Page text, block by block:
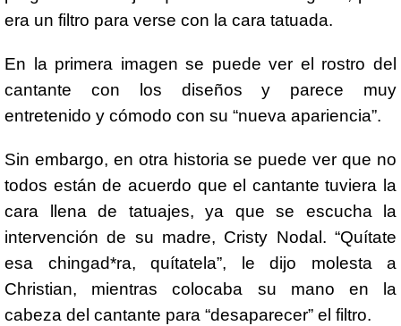
era un filtro para verse con la cara tatuada.
En la primera imagen se puede ver el rostro del
cantante con los diseños y parece muy
entretenido y cómodo con su “nueva apariencia”.
Sin embargo, en otra historia se puede ver que no
todos están de acuerdo que el cantante tuviera la
cara llena de tatuajes, ya que se escucha la
intervención de su madre, Cristy Nodal. “Quítate
esa chingad*ra, quítatela”, le dijo molesta a
Christian, mientras colocaba su mano en la
cabeza del cantante para “desaparecer” el filtro.